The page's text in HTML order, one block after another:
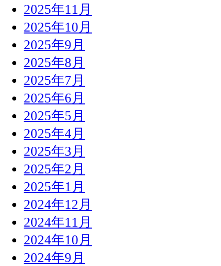
2025年11月
2025年10月
2025年9月
2025年8月
2025年7月
2025年6月
2025年5月
2025年4月
2025年3月
2025年2月
2025年1月
2024年12月
2024年11月
2024年10月
2024年9月